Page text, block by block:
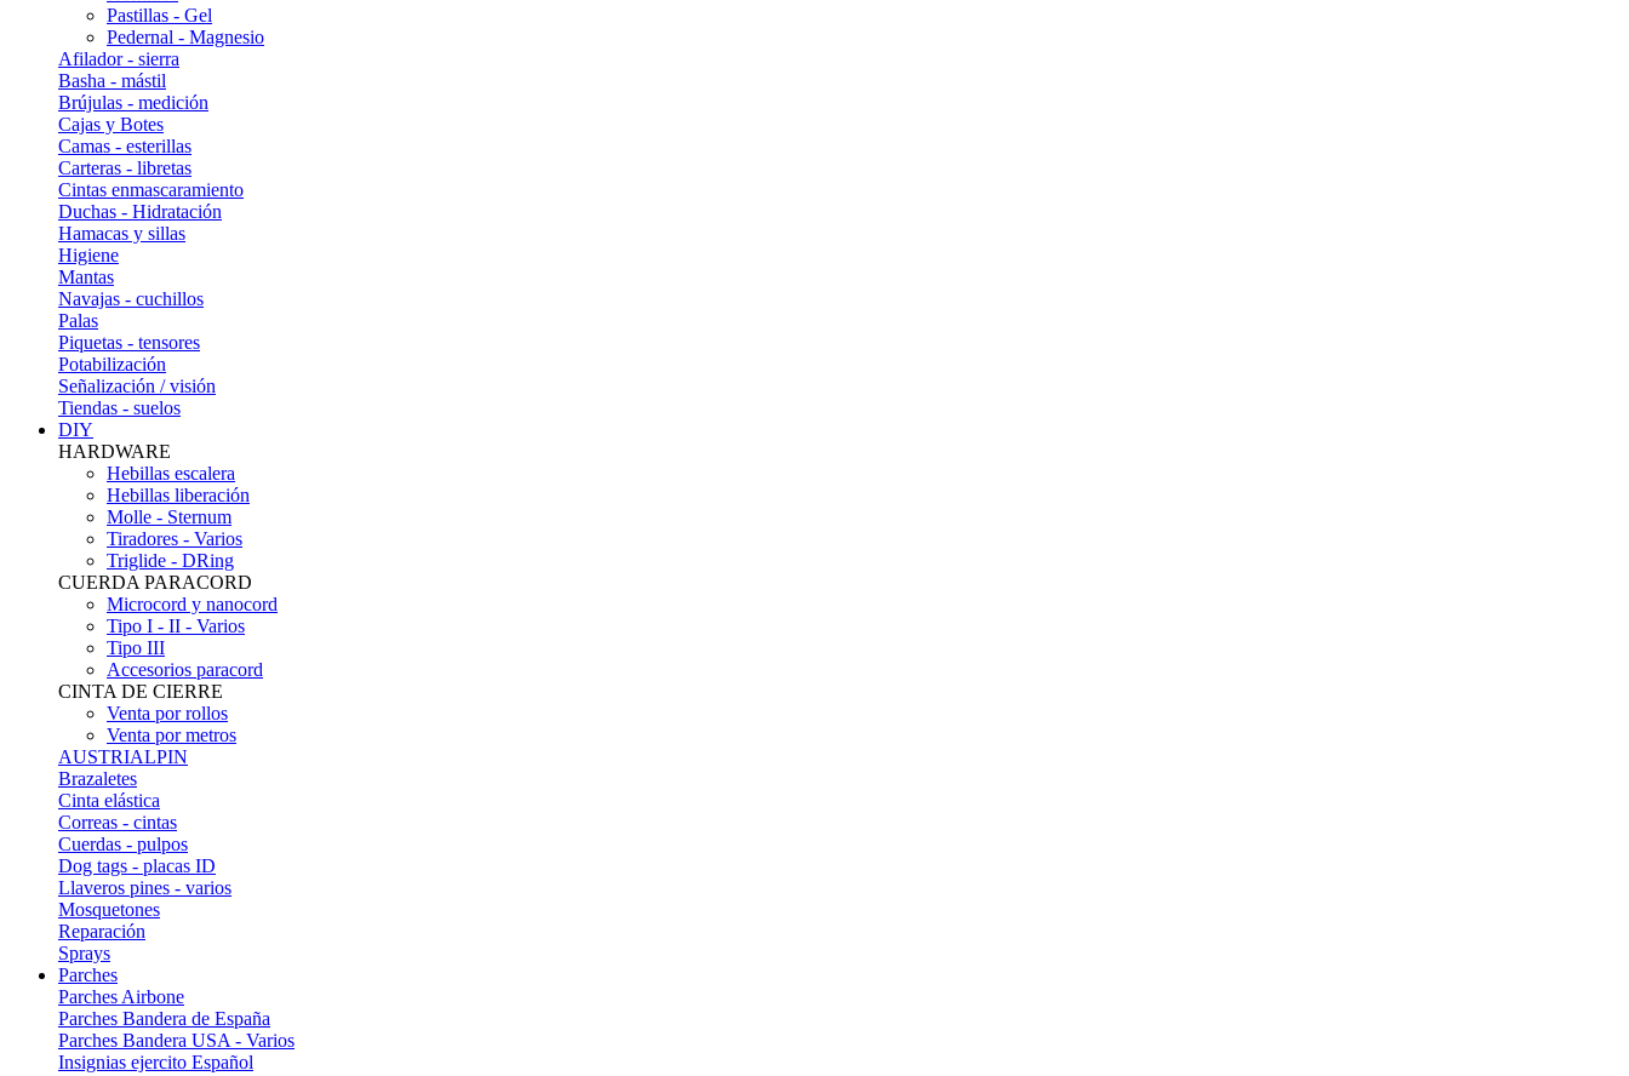
Pastillas - Gel
Pedernal - Magnesio
Afilador - sierra
Basha - mástil
Brújulas - medición
Cajas y Botes
Camas - esterillas
Carteras - libretas
Cintas enmascaramiento
Duchas - Hidratación
Hamacas y sillas
Higiene
Mantas
Navajas - cuchillos
Palas
Piquetas - tensores
Potabilización
Señalización / visión
Tiendas - suelos
DIY
HARDWARE
Hebillas escalera
Hebillas liberación
Molle - Sternum
Tiradores - Varios
Triglide - DRing
CUERDA PARACORD
Microcord y nanocord
Tipo I - II - Varios
Tipo III
Accesorios paracord
CINTA DE CIERRE
Venta por rollos
Venta por metros
AUSTRIALPIN
Brazaletes
Cinta elástica
Correas - cintas
Cuerdas - pulpos
Dog tags - placas ID
Llaveros pines - varios
Mosquetones
Reparación
Sprays
Parches
Parches Airbone
Parches Bandera de España
Parches Bandera USA - Varios
Insignias ejercito Español